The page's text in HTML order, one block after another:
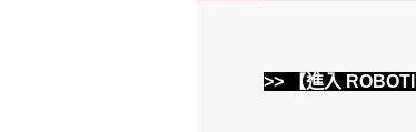
>> 【進入